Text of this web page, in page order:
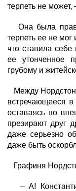
терпеть не
Она была
терпеть ее не мог
что ставила себе
ее утонченное
грубому и
Между Нордстон
встречающееся в
оставаясь по
презирают друг
даже серьезно
даже быть
Графиня
– А!